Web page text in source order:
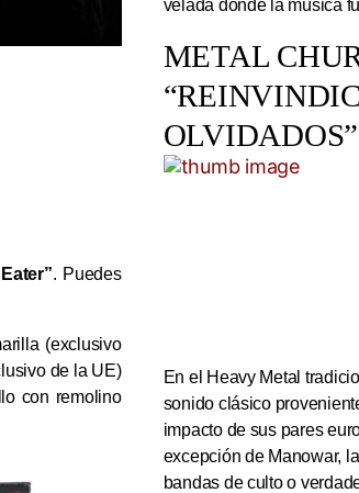
. Puedes
(exclusivo
de la UE)
con remolino
velada donde la música
METAL
OLVIDADOS”
En el Heavy Metal
sonido clásico
impacto de sus pares
excepción de Manowar,
bandas de culto o